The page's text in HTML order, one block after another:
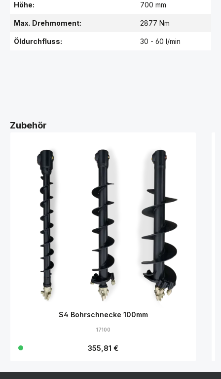
Höhe: 700 mm
Max. Drehmoment: 2877 Nm
Öldurchfluss: 30 - 60 l/min
Zubehör
S4 Bohrschnecke 100mm
17100
Regulärer Preis:
355,81 €